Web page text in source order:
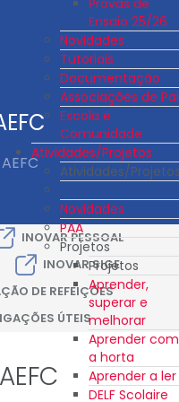
Ensaio 25/26
Novidades
Tutoriais
Documentação
Associações de
Escola e
Comunidade
Atividades/Projetos
Atividades/
Novidades
PAA
Projetos
Projetos
Aprender,
superar e
melhorar
Aprender com
a horta
Aprender a ler
DELF Scolaire
INOVAR PESSOAL
INOVAR SIGE
DE REFEIÇÕES
ÚTEIS